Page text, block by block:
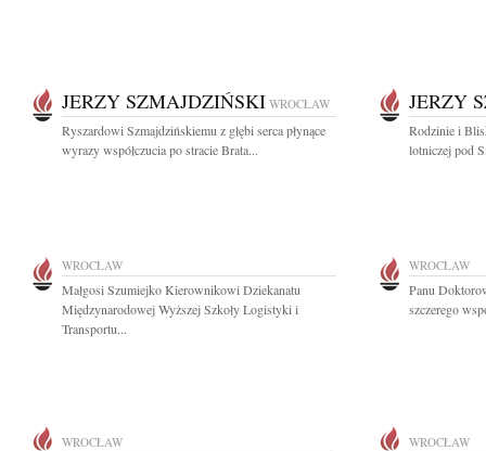
JERZY SZMAJDZIŃSKI WROCŁAW
Ryszardowi Szmajdzińskiemu z głębi serca płynące
wyrazy współczucia po stracie Brata...
JERZY
Rodzinie i
lotniczej pod
WROCŁAW
Małgosi Szumiejko Kierownikowi Dziekanatu
Międzynarodowej Wyższej Szkoły Logistyki i
Transportu...
WROCŁAW
Panu
szczerego
WROCŁAW WROCŁAW